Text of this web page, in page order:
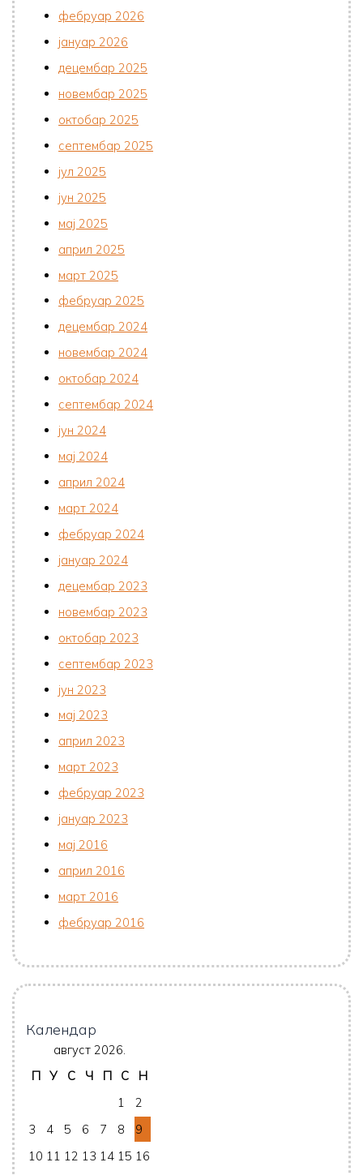
фебруар 2026
јануар 2026
децембар 2025
новембар 2025
октобар 2025
септембар 2025
јул 2025
јун 2025
мај 2025
април 2025
март 2025
фебруар 2025
децембар 2024
новембар 2024
октобар 2024
септембар 2024
јун 2024
мај 2024
април 2024
март 2024
фебруар 2024
јануар 2024
децембар 2023
новембар 2023
октобар 2023
септембар 2023
јун 2023
мај 2023
април 2023
март 2023
фебруар 2023
јануар 2023
мај 2016
април 2016
март 2016
фебруар 2016
Календар
август 2026.
П
У С Ч П С
Н
1
2
3
4 5 6 7 8
9
10 11 12 13 14 15 16